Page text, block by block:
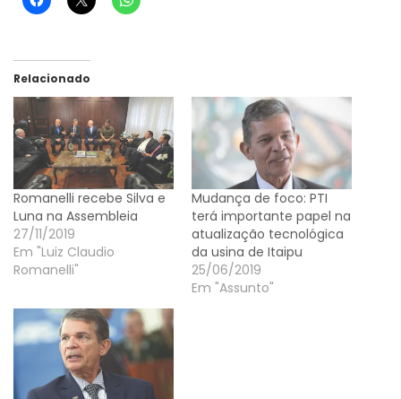
Relacionado
Romanelli recebe Silva e
Luna na Assembleia
27/11/2019
Em "Luiz Claudio
Romanelli"
Mudança de foco: PTI
terá importante papel na
atualização tecnológica
da usina de Itaipu
25/06/2019
Em "Assunto"